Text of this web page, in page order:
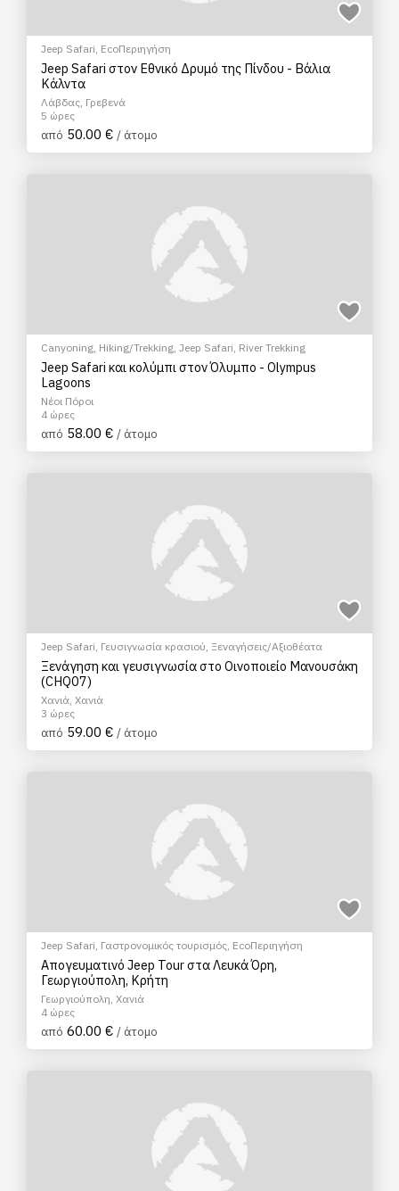
Jeep Safari, EcoΠεριηγήση
Jeep Safari στον Εθνικό Δρυμό της Πίνδου - Βάλια
Κάλντα
Λάβδας, Γρεβενά
5 ώρες
από 50.00 € / άτομο
Canyoning, Hiking/Trekking, Jeep Safari, River Trekking
Jeep Safari και κολύμπι στον Όλυμπο - Olympus
Lagoons
Νέοι Πόροι
4 ώρες
από 58.00 € / άτομο
Jeep Safari, Γευσιγνωσία κρασιού, Ξεναγήσεις/Αξιοθέατα
Ξενάγηση και γευσιγνωσία στο Οινοποιείο Μανουσάκη
(CHQ07)
Χανιά, Χανιά
3 ώρες
από 59.00 € / άτομο
Jeep Safari, Γαστρονομικός τουρισμός, EcoΠεριηγήση
Απογευματινό Jeep Tour στα Λευκά Όρη,
Γεωργιούπολη, Κρήτη
Γεωργιούπολη, Χανιά
4 ώρες
από 60.00 € / άτομο